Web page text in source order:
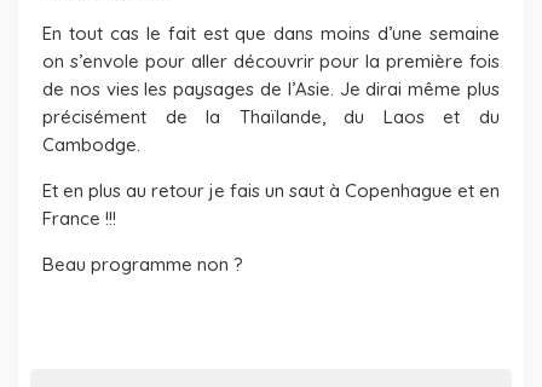
En tout cas le fait est que dans moins d’une semaine
on s’envole pour aller découvrir pour la première fois
de nos vies les paysages de l’Asie. Je dirai même plus
précisément de la Thaïlande, du Laos et du
Cambodge.
Et en plus au retour je fais un saut à Copenhague et en
France !!!
Beau programme non ?